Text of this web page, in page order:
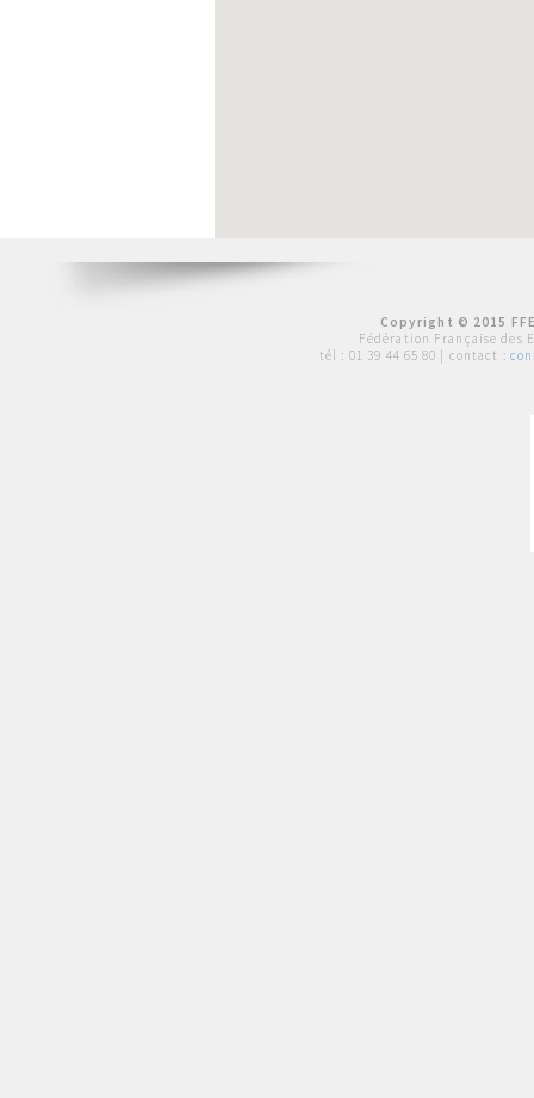
Copyright © 2015
Fédération Française des
tél : 01 39 44 65 80 | contact :